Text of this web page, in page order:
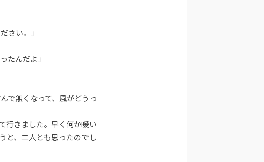
さい。」
たんだよ」
で無くなって、風がどうっ
行きました。早く何か暖い
と、二人とも思ったのでし